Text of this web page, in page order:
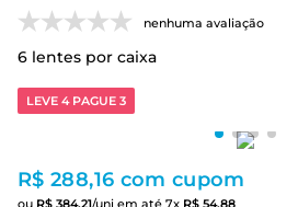
nenhuma avaliação
6 lentes por caixa
LEVE 4 PAGUE 3
R$ 288,16 com cupom
ou R$ 384,21/uni em até 7x R$ 54,88